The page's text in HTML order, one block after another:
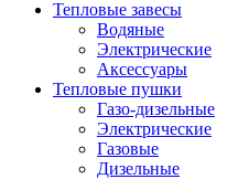
Тепловые завесы
Водяные
Электрические
Аксессуары
Тепловые пушки
Газо-дизельные
Электрические
Газовые
Дизельные